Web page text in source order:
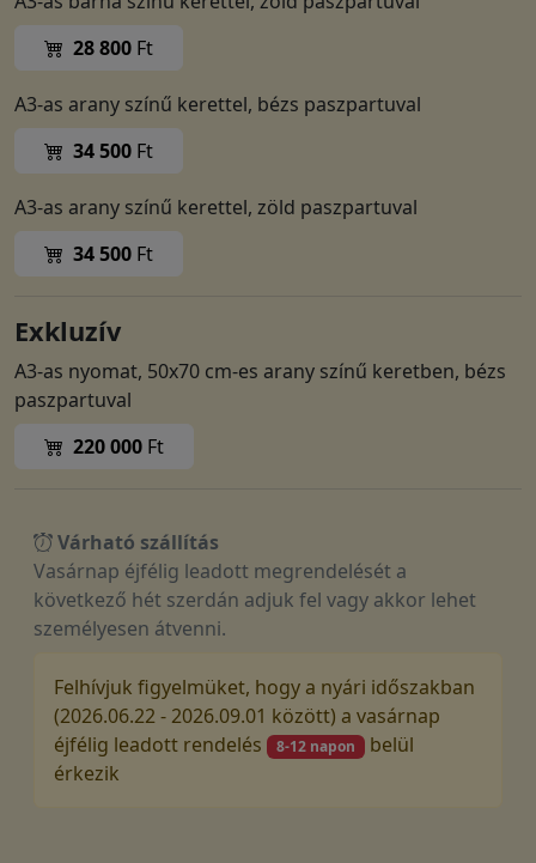
28 800 Ft
A3-as arany színű kerettel, bézs paszpartuval
34 500 Ft
A3-as arany színű kerettel, zöld paszpartuval
34 500 Ft
Exkluzív
A3-as nyomat, 50x70 cm-es arany színű keretben, bézs
paszpartuval
220 000 Ft
Várható szállítás
Vasárnap éjfélig leadott megrendelését a
következő hét szerdán adjuk fel vagy akkor lehet
személyesen átvenni.
Felhívjuk figyelmüket, hogy a nyári időszakban
(2026.06.22 - 2026.09.01 között) a vasárnap
éjfélig leadott rendelés
8-12 napon belül
érkezik